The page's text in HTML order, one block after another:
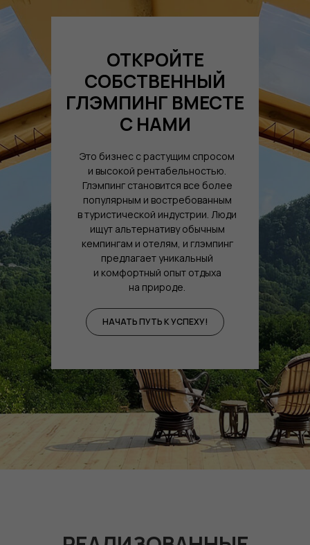
ОТКРОЙТЕ
СОБСТВЕННЫЙ
ГЛЭМПИНГ ВМЕСТЕ
С НАМИ
Это бизнес с растущим спросом
и высокой рентабельностью.
Глэмпинг становится все более
популярным и востребованным
в туристической индустрии. Люди
ищут альтернативу обычным
кемпингам и отелям, и глэмпинг
предлагает уникальный
и комфортный опыт отдыха
на природе.
НАЧАТЬ ПУТЬ К УСПЕХУ!